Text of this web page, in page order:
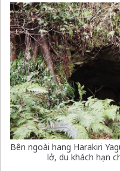
Bên ngoài hang Harakiri
lở, du khách hạn